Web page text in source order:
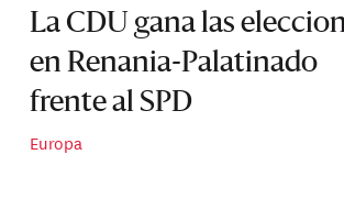
La CDU gana las
en Renania-Palatinado
frente al SPD
Europa